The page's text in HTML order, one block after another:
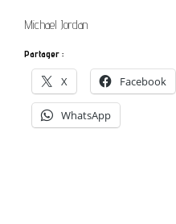
Michael Jordan
Partager :
X Facebook
WhatsApp